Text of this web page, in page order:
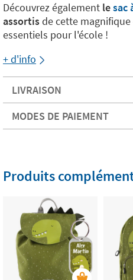
Découvrez également lesac
assortisde cette
essentiels pour l'école !
+ d'info
LIVRAISON
MODES DE PAIEMENT
Produits